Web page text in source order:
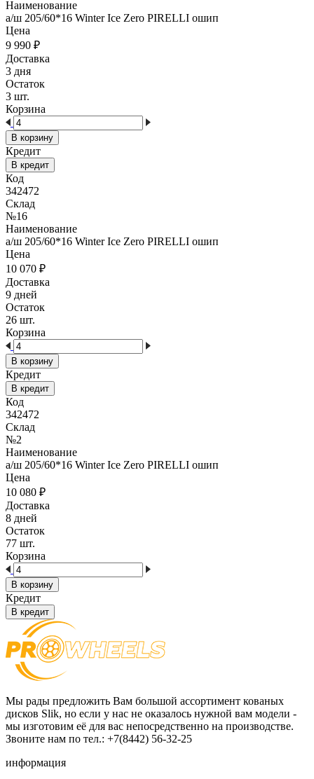
Наименование
а/ш 205/60*16 Winter Ice Zero PIRELLI ошип
Цена
9 990 ₽
Доставка
3 дня
Остаток
3 шт.
Корзина
В корзину
Кредит
В кредит
Код
342472
Склад
№16
Наименование
а/ш 205/60*16 Winter Ice Zero PIRELLI ошип
Цена
10 070 ₽
Доставка
9 дней
Остаток
26 шт.
Корзина
В корзину
Кредит
В кредит
Код
342472
Склад
№2
Наименование
а/ш 205/60*16 Winter Ice Zero PIRELLI ошип
Цена
10 080 ₽
Доставка
8 дней
Остаток
77 шт.
Корзина
В корзину
Кредит
В кредит
Мы рады предложить Вам большой ассортимент кованых
дисков Slik, но если у нас не оказалось нужной вам модели -
мы изготовим её для вас непосредственно на производстве.
Звоните нам по тел.: +7(8442) 56-32-25
информация